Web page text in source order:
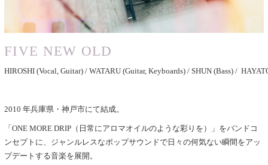
FIVE NEW OLD
HIROSHI (Vocal, Guitar) / WATARU (Guitar, Keyboards) / SHUN (Bass) /
2010 年兵庫県・神戸市にて結成。
「ONE MORE DRIP（日常にアロマオイルのような彩りを）」をバンドコ
ンセプトに、ジャンルレスなポップサウンドで日々の何気ない瞬間をアッ
プデートする音楽を展開。